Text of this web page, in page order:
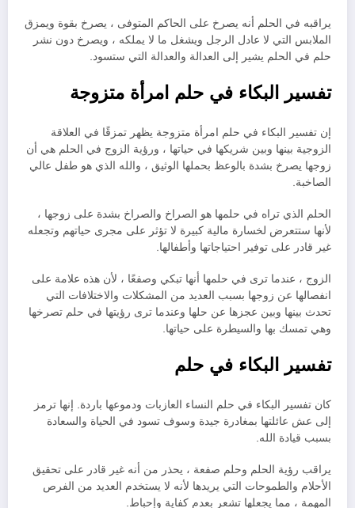
يراقبه في الحلم أنه يصرخ على الحاكم المتوفى ، يصرخ بقوة ويمزق
الملابس التي لا عادل الرجل ويشغل ما لا يملكه ، ويصرخ دون نشر
حلم في الحلم يشير إلى العدالة والعدالة التي ستسود.
تفسير البكاء في حلم امرأة متزوجة
إن تفسير البكاء في حلم امرأة متزوجة يظهر تمزقًا في العلاقة
الزوجية بينها وبين شريكها في حياتها ، ورؤية الزوج في الحلم هي أن
زوجها يصرخ بشدة بالوعظ بحملها الوثيق ، والله الذي هو طفل عالي
الصاخبة.
الحلم الذي تراه في حلمها هو الصراخ والصراخ بشدة على زوجها ،
لأنها ستتعرض لخسارة مالية كبيرة لا تؤثر على مجرى حياتهم وتجعله
غير قادر على توفير احتياجاتها وأطفالها.
الزوج ، عندما ترى في حلمها أنها تبكي وصفعًا ، لأن هذه علامة على
انفصالها عن زوجها بسبب العديد من المشكلات والاختلافات التي
تحدث بينها وبين عجزها عن حلها وعندما ترى رؤيتها في حلم تصرخها
وهي تمسك بها والسيطرة على حياتها.
تفسير البكاء في حلم
كان تفسير البكاء في حلم النساء العازبات ودموعها باردة. إنها ترمز
إلى عش عائلتها بمغادرة جيدة وسوف تسود في الحياة والسعادة
بسبب قيادة الله.
يراقب رؤية الحلم وحلم صفعة ، يحذر من أنه غير قادر على تحقيق
الأحلام والطموحات التي يريدها لأنه لا يستخدم العديد من الفرص
المهمة ، مما يجعلها تشعر بعدم كفاية وإحباط.